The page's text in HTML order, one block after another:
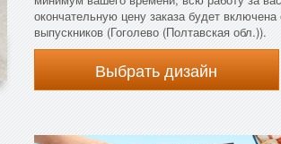
окончательную цену заказа будет
выпускников (Гоголево (Полтавская обл.)).
Выбрать дизайн